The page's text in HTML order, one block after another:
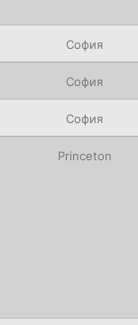
София
София
София
Princeton